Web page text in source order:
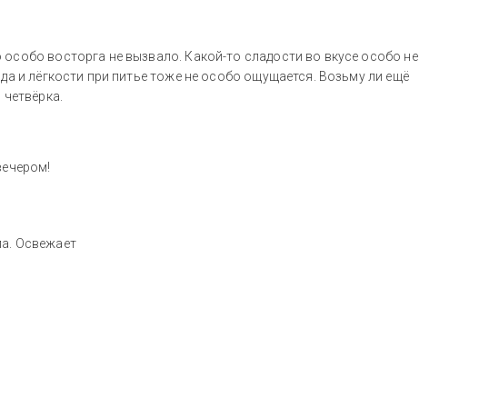
восторга не вызвало. Какой-то сладости во вкусе особо не
и лёгкости при питье тоже не особо ощущается. Возьму ли ещё
Освежает